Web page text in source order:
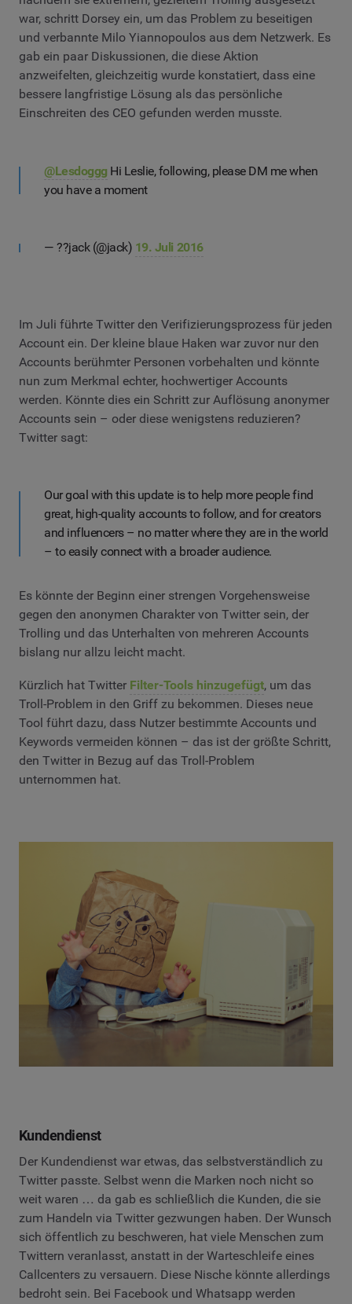
war, schritt Dorsey ein, um das Problem zu beseitigen
und verbannte Milo Yiannopoulos aus dem Netzwerk. Es
gab ein paar Diskussionen, die diese Aktion
anzweifelten, gleichzeitig wurde konstatiert, dass eine
bessere langfristige Lösung als das persönliche
Einschreiten des CEO gefunden werden musste.
@Lesdoggg Hi Leslie, following, please DM me when
you have a moment
— ??jack (@jack) 19. Juli 2016
Im Juli führte Twitter den Verifizierungsprozess für jeden
Account ein. Der kleine blaue Haken war zuvor nur den
Accounts berühmter Personen vorbehalten und könnte
nun zum Merkmal echter, hochwertiger Accounts
werden. Könnte dies ein Schritt zur Auflösung anonymer
Accounts sein – oder diese wenigstens reduzieren?
Twitter sagt:
Our goal with this update is to help more people find
great, high-quality accounts to follow, and for creators
and influencers – no matter where they are in the world
– to easily connect with a broader audience.
Es könnte der Beginn einer strengen Vorgehensweise
gegen den anonymen Charakter von Twitter sein, der
Trolling und das Unterhalten von mehreren Accounts
bislang nur allzu leicht macht.
Kürzlich hat Twitter Filter-Tools hinzugefügt, um das
Troll-Problem in den Griff zu bekommen. Dieses neue
Tool führt dazu, dass Nutzer bestimmte Accounts und
Keywords vermeiden können – das ist der größte Schritt,
den Twitter in Bezug auf das Troll-Problem
unternommen hat.
Kundendienst
Der Kundendienst war etwas, das selbstverständlich zu
Twitter passte. Selbst wenn die Marken noch nicht so
weit waren … da gab es schließlich die Kunden, die sie
zum Handeln via Twitter gezwungen haben. Der Wunsch
sich öffentlich zu beschweren, hat viele Menschen zum
Twittern veranlasst, anstatt in der Warteschleife eines
Callcenters zu versauern. Diese Nische könnte allerdings
bedroht sein. Bei Facebook und Whatsapp werden